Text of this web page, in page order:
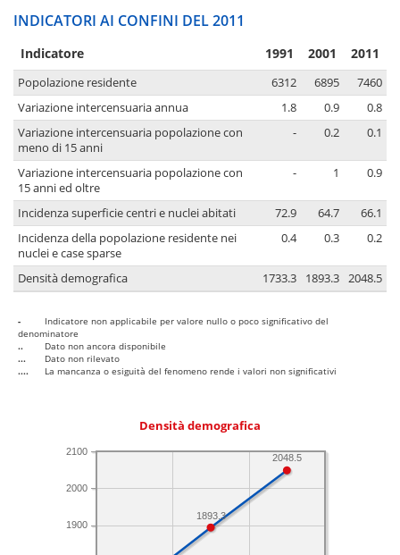
INDICATORI AI CONFINI DEL 2011
Indicatore 1991 2001 2011
Popolazione residente 6312 6895
7460
Variazione intercensuaria annua
1.8 0.9
0.8
Variazione intercensuaria popolazione con
meno di 15 anni
- 0.2 0.1
Variazione intercensuaria popolazione con
15 anni ed oltre
- 1 0.9
Incidenza superficie centri e nuclei abitati 72.9 64.7
66.1
Incidenza della popolazione residente nei
nuclei e case sparse
0.4 0.3 0.2
Densità demografica 1733.3 1893.3 2048.5
-
Indicatore non applicabile per valore nullo o poco significativo del
denominatore
..
Dato non ancora disponibile
...
Dato non rilevato
....
La mancanza o esiguità del fenomeno rende i valori non significativi
Densità demografica
1900
2000
2100
2048.5
1893.3